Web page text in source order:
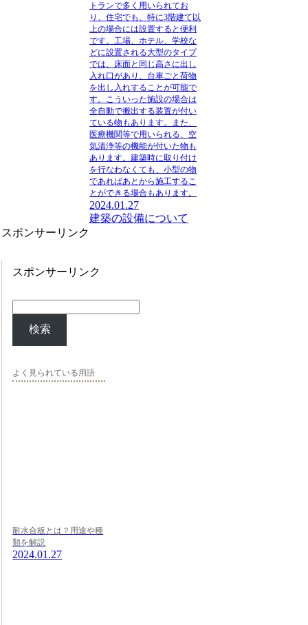
トランで多く用いられてお
り、住宅でも、特に3階建て以
上の場合には設置すると便利
です。工場、ホテル、学校な
どに設置される大型のタイプ
では、床面と同じ高さに出し
入れ口があり、台車ごと荷物
を出し入れすることが可能で
す。こういった施設の場合は
全自動で搬出する装置が付い
ている物もあります。また、
医療機関等で用いられる、空
気清浄等の機能が付いた物も
あります。建築時に取り付け
を行なわなくても、小型の物
であればあとから施工するこ
とができる場合もあります。
2024.01.27
建築の設備について
スポンサーリンク
スポンサーリンク
検索
よく見られている用語
耐水合板とは？用途や種
類を解説
2024.01.27